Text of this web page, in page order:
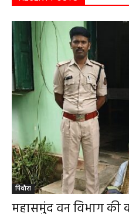
पिथौरा
महासमुंद वन विभाग की